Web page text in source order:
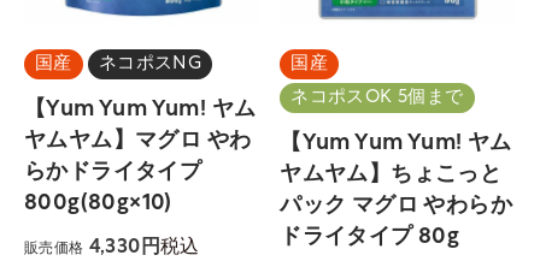
国産 ネコポスNG
【Yum Yum Yum! ヤム
ヤムヤム】マグロ やわ
らかドライタイプ
800g(80g×10)
販売価格 4,330 税込
国産
ネコポスOK 5個まで
【Yum Yum Yum! ヤム
ヤムヤム】ちょこっと
パック マグロ やわらか
ドライタイプ 80g